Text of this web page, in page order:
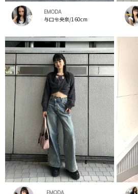
EMODA
与口令央奈/160cm